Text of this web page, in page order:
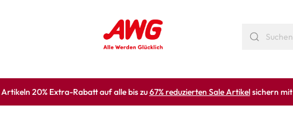
20% Extra-Rabatt auf alle bis zu67% reduzierten Sale Artikelsichern mit